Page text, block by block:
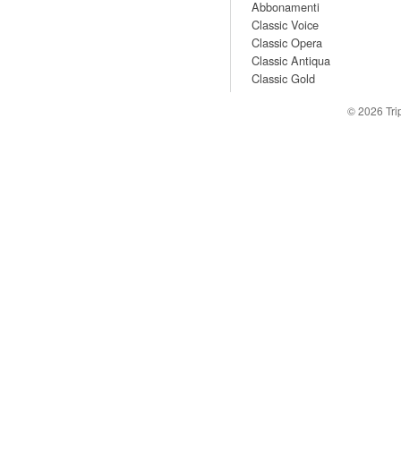
Abbonamenti
Classic Voice
Classic Opera
Classic Antiqua
Classic Gold
© 2026